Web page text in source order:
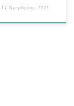
17 Νοεμβρίου, 2021